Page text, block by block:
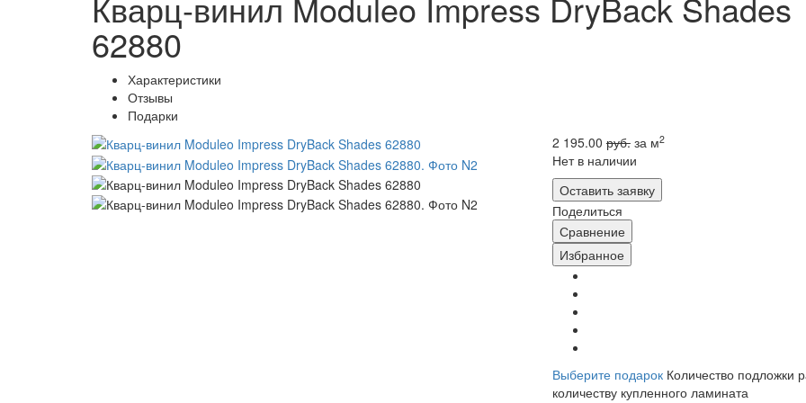
62880
Характеристики
Отзывы
Подарки
2 195.00руб.за м2
Нет в наличии
Оставить заявку
Поделиться
Сравнение
Избранное
Выберите подарок Количество подложки
количеству купленного ламината